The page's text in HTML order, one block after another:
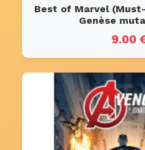
Best of Marvel
Genèse
9.00